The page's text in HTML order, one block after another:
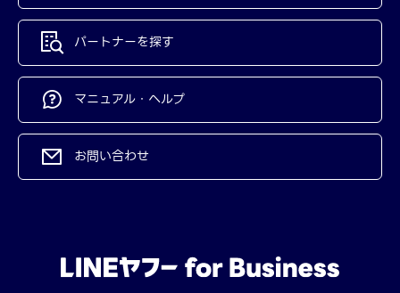
パートナーを探す
マニュアル・ヘルプ
お問い合わせ